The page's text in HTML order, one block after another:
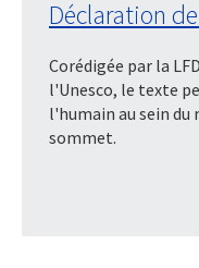
Déclaration
Corédigée par la
l'Unesco, le texte
l'humain au sein du
sommet.